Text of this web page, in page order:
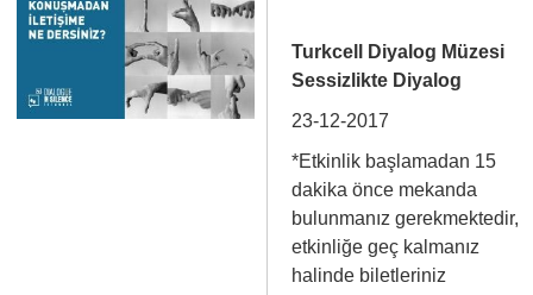
Turkcell Diyalog Müzesi
Sessizlikte Diyalog
23-12-2017
*Etkinlik başlamadan 15
dakika önce mekanda
bulunmanız gerekmektedir,
etkinliğe geç kalmanız
halinde biletleriniz